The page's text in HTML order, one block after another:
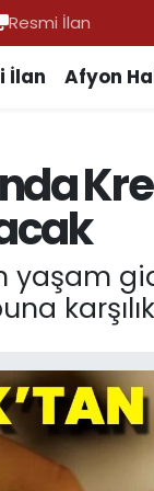
Resmi İlan
İlan Afyon
yaşam